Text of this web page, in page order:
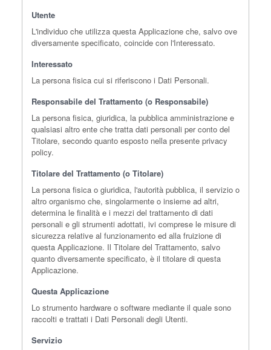
Utente
L'individuo che utilizza questa Applicazione che, salvo ove
diversamente specificato, coincide con l'Interessato.
Interessato
La persona fisica cui si riferiscono i Dati Personali.
Responsabile del Trattamento (o Responsabile)
La persona fisica, giuridica, la pubblica amministrazione e
qualsiasi altro ente che tratta dati personali per conto del
Titolare, secondo quanto esposto nella presente privacy
policy.
Titolare del Trattamento (o Titolare)
La persona fisica o giuridica, l'autorità pubblica, il servizio o
altro organismo che, singolarmente o insieme ad altri,
determina le finalità e i mezzi del trattamento di dati
personali e gli strumenti adottati, ivi comprese le misure di
sicurezza relative al funzionamento ed alla fruizione di
questa Applicazione. Il Titolare del Trattamento, salvo
quanto diversamente specificato, è il titolare di questa
Applicazione.
Questa Applicazione
Lo strumento hardware o software mediante il quale sono
raccolti e trattati i Dati Personali degli Utenti.
Servizio